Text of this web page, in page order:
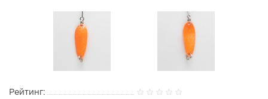
Рейтинг: